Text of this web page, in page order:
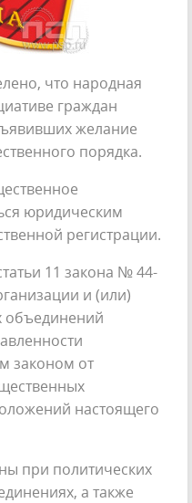
что народная
граждан
желание
порядка.
юридическим
регистрации.
11 закона № 44-
и (или)
объединений
законом от
настоящего
при политических
а также